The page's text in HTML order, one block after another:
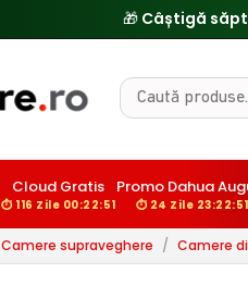
Cloud Gratis
⏱ 116 Zile 00:22:50
Promo Dahua
⏱ 24 Zile 23:22:50
Camere supraveghere / Camere